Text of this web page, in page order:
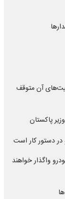
آن متوقف
پاکستان
دستور کار است
واگذار خواهند